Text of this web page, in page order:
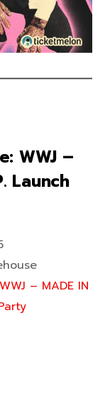
WWJ –
Launch
– MADE IN